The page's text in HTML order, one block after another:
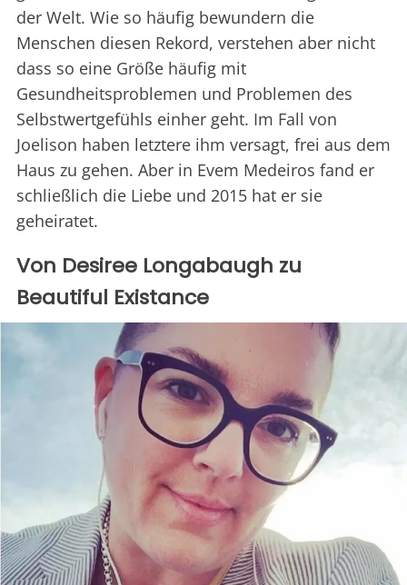
der Welt. Wie so häufig bewundern die
Menschen diesen Rekord, verstehen aber nicht
dass so eine Größe häufig mit
Gesundheitsproblemen und Problemen des
Selbstwertgefühls einher geht. Im Fall von
Joelison haben letztere ihm versagt, frei aus dem
Haus zu gehen. Aber in Evem Medeiros fand er
schließlich die Liebe und 2015 hat er sie
geheiratet.
Von Desiree Longabaugh zu
Beautiful Existance